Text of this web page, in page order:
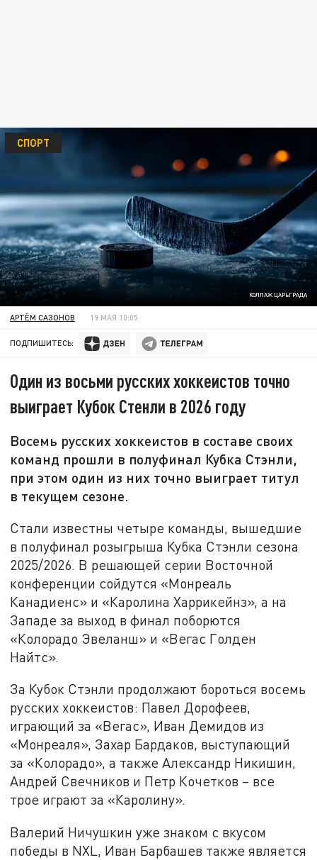
КОЛЛАЖ ЦАРЬГРАДА
СПОРТ
АРТЁМ САЗОНОВ 19 МАЯ 10:05
ПОДПИШИТЕСЬ:
Один из восьми русских хоккеистов точно
выиграет Кубок Стенли в 2026 году
Восемь русских хоккеистов в составе своих
команд прошли в полуфинал Кубка Стэнли,
при этом один из них точно выиграет титул
в текущем сезоне.
Стали известны четыре команды, вышедшие
в полуфинал розыгрыша Кубка Стэнли сезона
2025/2026. В решающей серии Восточной
конференции сойдутся «Монреаль
Канадиенс» и «Каролина Харрикейнз», а на
Западе за выход в финал поборются
«Колорадо Эвеланш» и «Вегас Голден
Найтс».
За Кубок Стэнли продолжают бороться восемь
русских хоккеистов: Павел Дорофеев,
играющий за «Вегас», Иван Демидов из
«Монреаля», Захар Бардаков, выступающий
за «Колорадо», а также Александр Никишин,
Андрей Свечников и Петр Кочетков – все
трое играют за «Каролину».
Валерий Ничушкин уже знаком с вкусом
победы в NXL, Иван Барбашев также является